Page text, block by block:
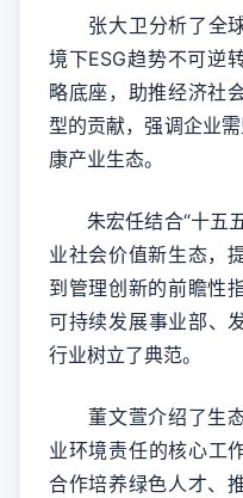
张大卫分析了全球
境下ESG趋势不可逆
略底座，助推经济社
型的贡献，强调企业
康产业生态。
朱宏任结合“十五五
业社会价值新生态，
到管理创新的前瞻性
可持续发展事业部、
行业树立了典范。
董文萱介绍了生态
业环境责任的核心工
合作培养绿色人才、